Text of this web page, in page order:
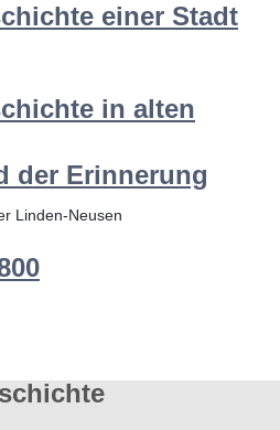
einer Stadt
in alten
der Erinnerung
Linden-Neusen